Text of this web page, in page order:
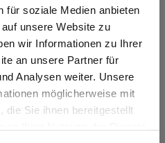
für soziale Medien anbieten
unsere Website zu
wir Informationen zu Ihrer
an unsere Partner für
Analysen weiter. Unsere
möglicherweise mit
die Sie ihnen bereitgestellt
United States?
website directly from
Statically stressable